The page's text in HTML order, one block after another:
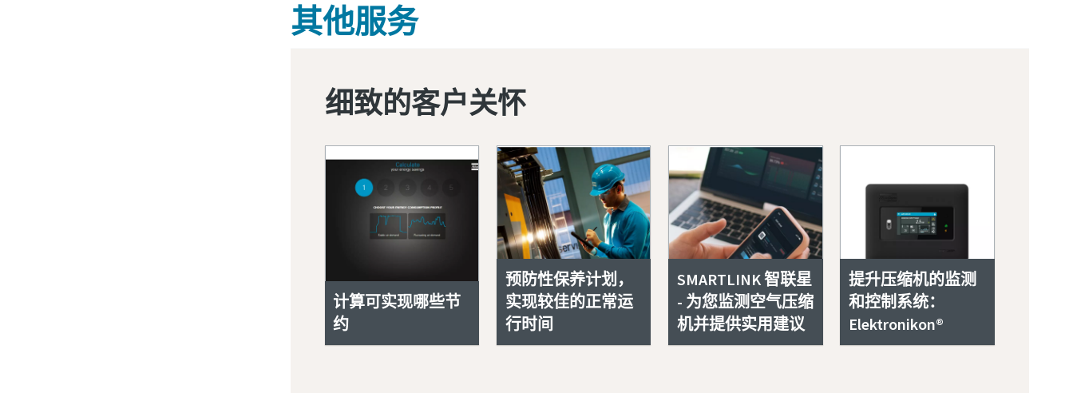
其他服务
细致的客户关怀
计算可实现哪些节
约
预防性保养计划，
实现较佳的正常运
行时间
SMARTLINK 智联星
- 为您监测空气压缩
机并提供实用建议
提升压缩机的监测
和控制系统：
Elektronikon®